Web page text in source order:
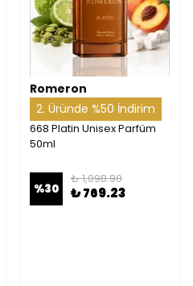
Romeron
2. Üründe %50 İndirim
668 Platin Unisex Parfüm
50ml
%30
₺ 1,098.90
₺ 769.23